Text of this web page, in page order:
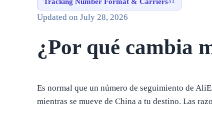
Updated onJuly 28, 2026
¿Por qué cambia
Es normal que un número de seguimiento de
mientras se mueve de China a tu destino. Las